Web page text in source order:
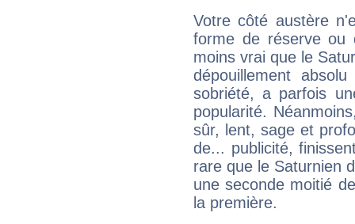
Votre côté austère
forme de réserve
moins vrai que le
dépouillement
sobriété, a parfois
popularité.
sûr, lent, sage et
de... publicité,
rare que le Saturnien
une seconde moitié
la première.